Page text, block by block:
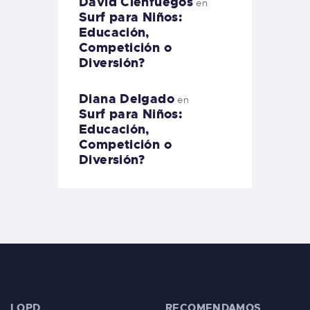
Surf para Niños:
Educación,
Competición o
Diversión?
Diana Delgadoen
Surf para Niños:
Educación,
Competición o
Diversión?